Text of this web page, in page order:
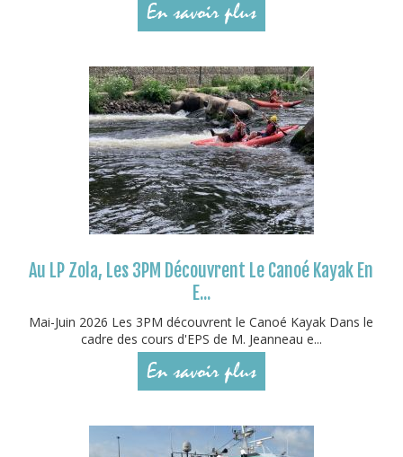
En savoir plus
Au LP Zola, Les 3PM Découvrent Le Canoé Kayak En
E...
Mai-Juin 2026 Les 3PM découvrent le Canoé Kayak Dans le
cadre des cours d'EPS de M. Jeanneau e...
En savoir plus